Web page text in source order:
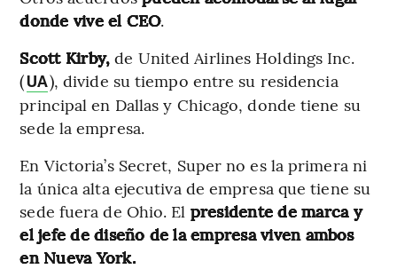
donde vive el CEO.
Scott Kirby, de United Airlines Holdings Inc.
(UA), divide su tiempo entre su residencia
principal en Dallas y Chicago, donde tiene su
sede la empresa.
En Victoria’s Secret, Super no es la primera ni
la única alta ejecutiva de empresa que tiene su
sede fuera de Ohio. El presidente de marca y
el jefe de diseño de la empresa viven ambos
en Nueva York.